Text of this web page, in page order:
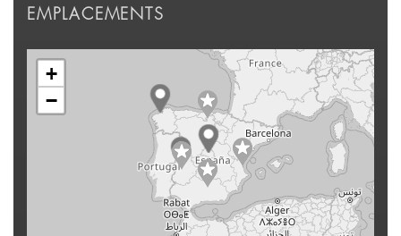
EMPLACEMENTS
+
−